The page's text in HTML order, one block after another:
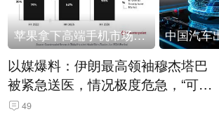
苹果拿下高端手机市场65%的份额：iPhone 17系列功不可没
以媒爆料：伊朗最高领袖穆杰塔巴
被紧急送医，情况极度危急，“可能
随时会死去”
49